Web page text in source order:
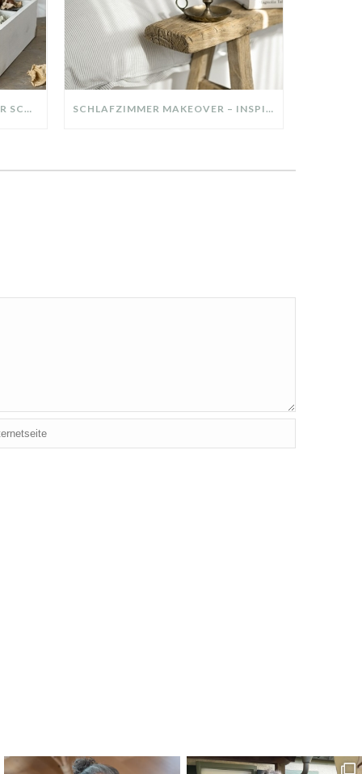
DIY-DEKO-TABLETT AUS ALTER SCHUBLADE – NACHHALTIGE HERBSTDEKO SELBER MACHEN! SCHLAFZIMMER MAKEOVER – INSPIRATION FÜR DEIN SCHLAFZIMMER: AUS ALT MACH NEU – HELL, GEMÜTLICH UND EINLADEND